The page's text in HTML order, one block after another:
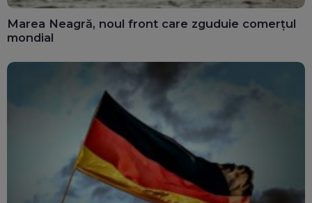
Marea Neagră, noul front care zguduie comerțul
mondial